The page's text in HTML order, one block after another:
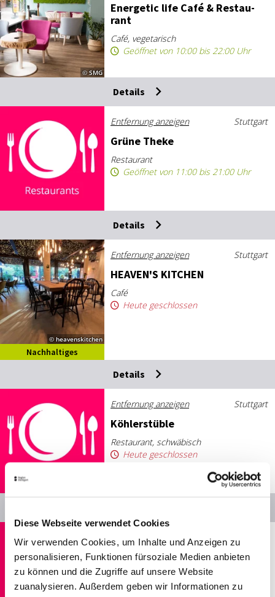
Diese Webseite verwendet Cookies
Wir verwenden Cookies, um Inhalte und Anzeigen zu
personalisieren, Funktionen fürsoziale Medien anbieten
zu können und die Zugriffe auf unsere Website
zuanalysieren. Außerdem geben wir Informationen zu
© SMG
En­er­ge­tic life Ca­fé & Re­stau­
rant
Café, vegetarisch
Geöffnet von 10:00 bis 22:00 Uhr
Details
Entfernung anzeigen Stuttgart
Grü­ne The­ke
Restaurant
Geöffnet von 11:00 bis 21:00 Uhr
Details
© heavenskitchen
Nachhaltiges
Entfernung anzeigen Stuttgart
HEA­VEN'S KIT­CHEN
Café
Heute geschlossen
Details
Entfernung anzeigen Stuttgart
Köh­ler­st­üb­le
Restaurant, schwäbisch
Heute geschlossen
Entfernung anzeigen
La­la Healthy li­vin
Restaurant
Geöffnet von 10:00 bis 20:00 Uhr